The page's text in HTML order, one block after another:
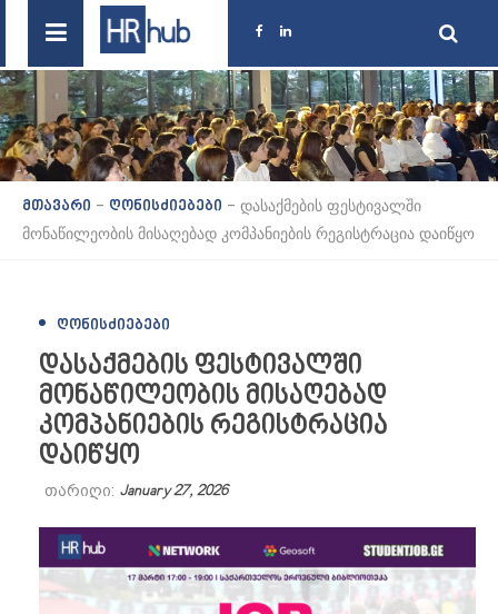
მთავარი - ღონისძიებები - დასაქმების ფესტივალში
მონაწილეობის მისაღებად კომპანიების რეგისტრაცია დაიწყო
ᲦᲝᲜᲘᲡᲫᲘᲔᲑᲔᲑᲘ
დასაქმების ფესტივალში
მონაწილეობის მისაღებად
კომპანიების რეგისტრაცია
დაიწყო
თარიღი: January 27, 2026